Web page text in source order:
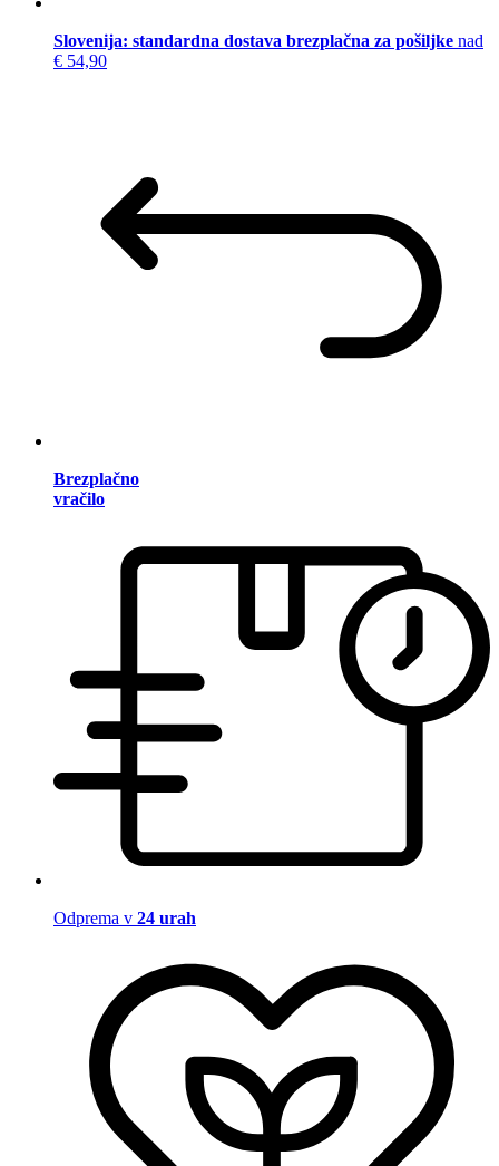
Slovenija: standardna dostava brezplačna za pošiljke nad
€ 54,90
Brezplačno
vračilo
Odprema v 24 urah